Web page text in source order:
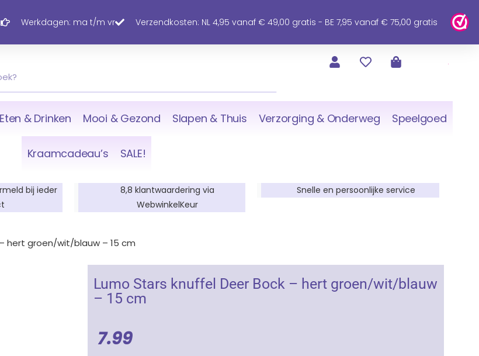
Werkdagen: ma t/m vr Verzendkosten: NL 4,95 vanaf € 49,00 gratis - BE 7,95 vanaf € 75,00 gratis
Eten & Drinken Mooi & Gezond Slapen & Thuis Verzorging & Onderweg Speelgoed
Kraamcadeau’s SALE!
bij ieder
8,8 klantwaardering via
WebwinkelKeur
Snelle en persoonlijke service
hert groen/wit/blauw – 15 cm
Lumo Stars knuffel Deer Bock – hert groen/wit/blauw
– 15 cm
7.99